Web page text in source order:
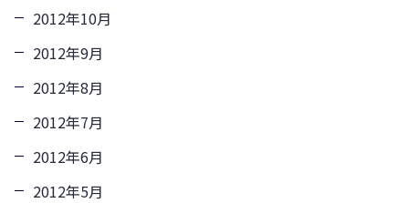
2012年10月
2012年9月
2012年8月
2012年7月
2012年6月
2012年5月